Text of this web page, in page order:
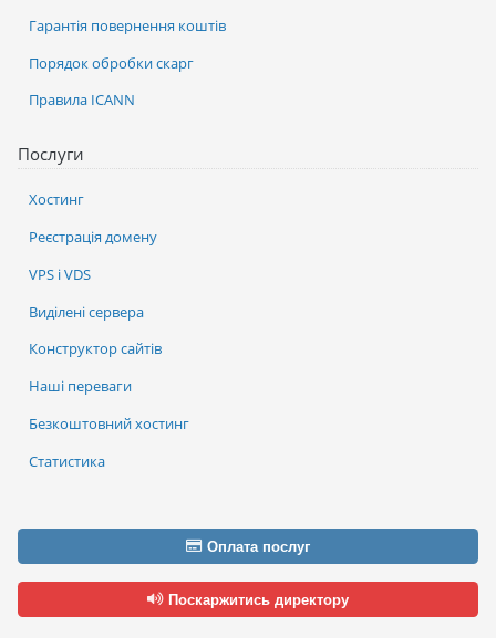
Послуги
Хостинг
Реєстрація домену
VPS і VDS
Виділені сервера
Конструктор сайтів
Наші переваги
Безкоштовний хостинг
Статистика
Гарантія повернення коштів
Порядок обробки скарг
Правила ICANN
Оплата послуг
Поскаржитись директору